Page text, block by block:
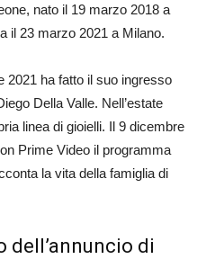
nato il 19 marzo 2018 a
il 23 marzo 2021 a Milano.
2021 ha fatto il suo ingresso
Della Valle. Nell’estate
linea di gioielli. Il 9 dicembre
Prime Video il programma
la vita della famiglia di
dell’annuncio di